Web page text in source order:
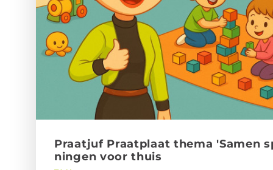
Praat­juf Praat­plaat thema 'Samen
nin­gen voor thuis